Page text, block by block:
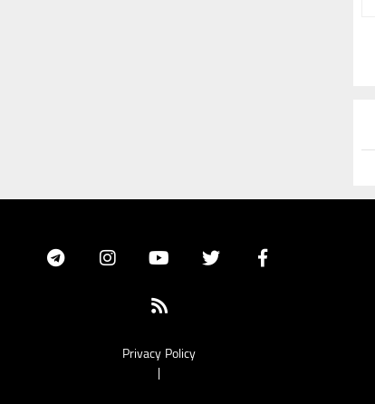
Privacy Policy
|